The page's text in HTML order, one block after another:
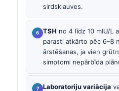
sirdsklauves.
TSH no 4 līdz 10 mIU/L
parasti atkārto pēc 6–8
ārstēšanas, ja vien
simptomi nepārbīda
Laboratoriju variācija